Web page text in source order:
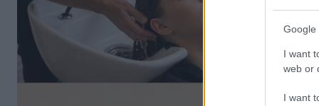
Google
I want
web or
I want